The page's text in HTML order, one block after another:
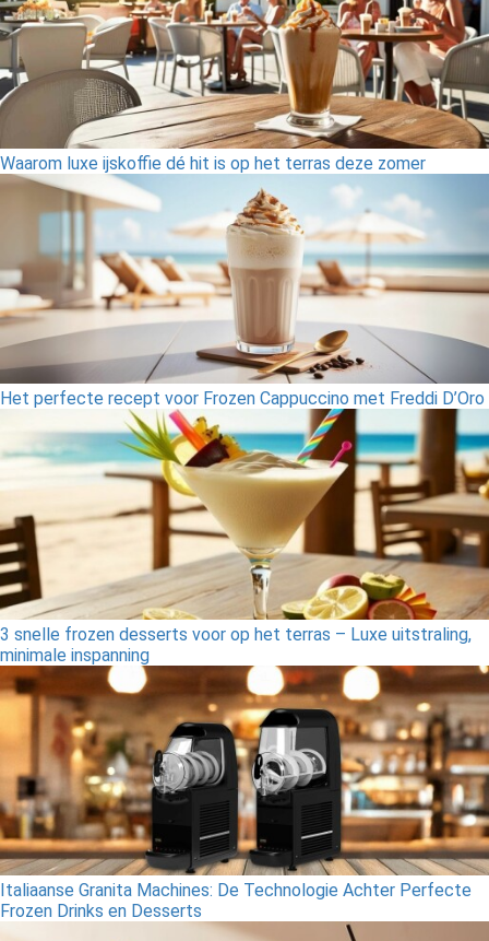
Waarom luxe ijskoffie dé hit is op het terras deze zomer
Het perfecte recept voor Frozen Cappuccino met Freddi D’Oro
3 snelle frozen desserts voor op het terras – Luxe uitstraling,
minimale inspanning
Italiaanse Granita Machines: De Technologie Achter Perfecte
Frozen Drinks en Desserts